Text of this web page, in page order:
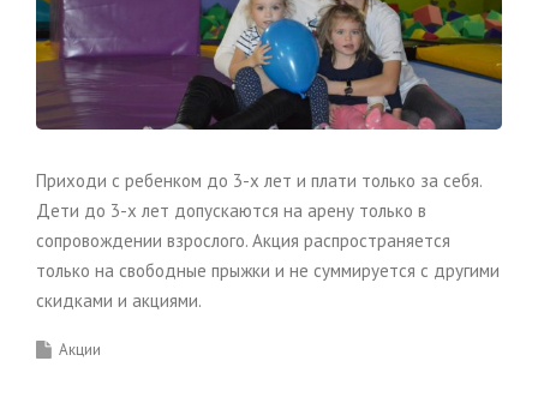
Приходи с ребенком до 3-х лет и плати только за себя.
Дети до 3-х лет допускаются на арену только в
сопровождении взрослого. Акция распространяется
только на свободные прыжки и не суммируется с другими
скидками и акциями.
Акции